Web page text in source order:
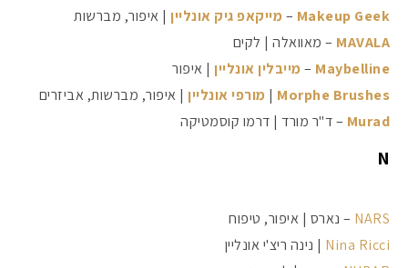
Makeup Geek
– מייקאפ גיק אונליין | איפור, מברשות
MAVALA – מאוואלה | לקים
Maybelline
– מייבלין אונליין | איפור
Morphe Brushes
| מורפי אונליין | איפור, מברשות, אביזרים
Murad – ד"ר מורד | דרמו קוסמטיקה
N
NARS – נארס | איפור, טיפוח
Nina Ricci | נינה ריצ'י אונליין